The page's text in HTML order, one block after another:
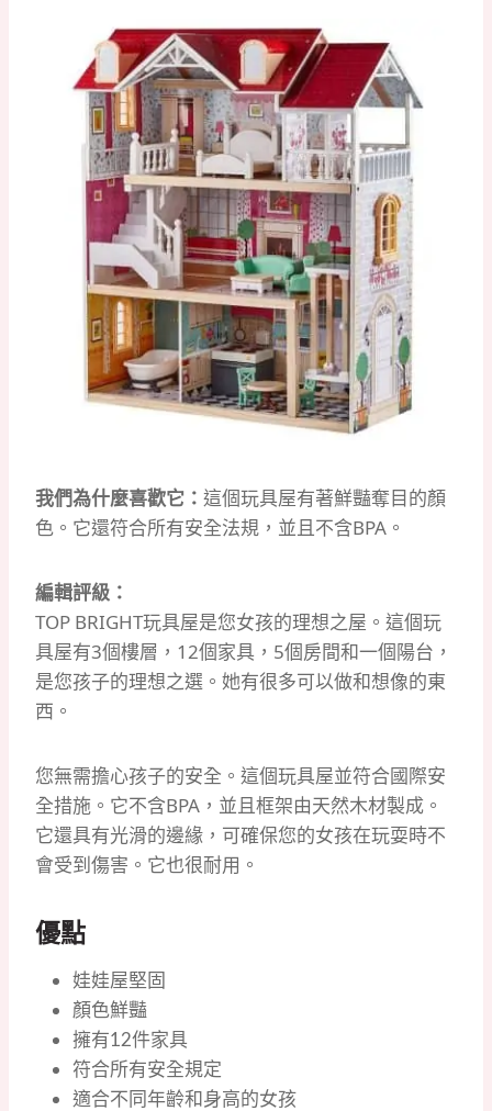
我們為什麼喜歡它： 這個玩具屋有著鮮豔奪目的顏
色。 它還符合所有安全法規，並且不含BPA。
編輯評級：
TOP BRIGHT玩具屋是您女孩的理想之屋。 這個玩
具屋有3個樓層，12個家具，5個房間和一個陽台，
是您孩子的理想之選。 她有很多可以做和想像的東
西。
您無需擔心孩子的安全。 這個玩具屋並符合國際安
全措施。 它不含BPA，並且框架由天然木材製成。
它還具有光滑的邊緣，可確保您的女孩在玩耍時不
會受到傷害。 它也很耐用。
優點
娃娃屋堅固
顏色鮮豔
擁有12件家具
符合所有安全規定
適合不同年齡和身高的女孩